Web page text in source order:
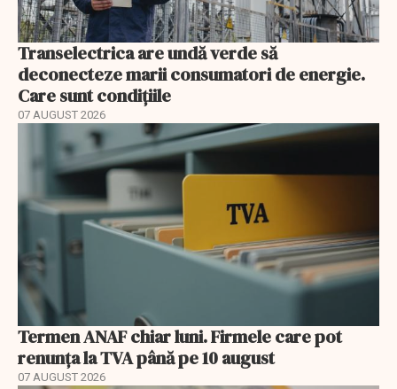
Transelectrica are undă verde să
deconecteze marii consumatori de energie.
Care sunt condițiile
07 AUGUST 2026
Termen ANAF chiar luni. Firmele care pot
renunța la TVA până pe 10 august
07 AUGUST 2026